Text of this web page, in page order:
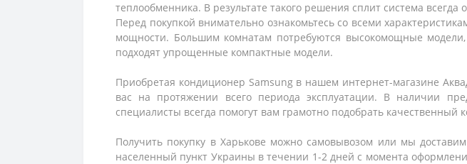
теплообменника. В результате такого решения сплит система
Перед покупкой внимательно ознакомьтесь со всеми
мощности. Большим комнатам потребуются высокомощные
подходят упрощенные компактные модели.
Приобретая кондиционер Samsung в нашем интернет-магазине
вас на протяжении всего периода эксплуатации. В наличии
специалисты всегда помогут вам грамотно подобрать качественный
Получить покупку в Харькове можно самовывозом или мы
населенный пункт Украины в течении 1-2 дней с момента